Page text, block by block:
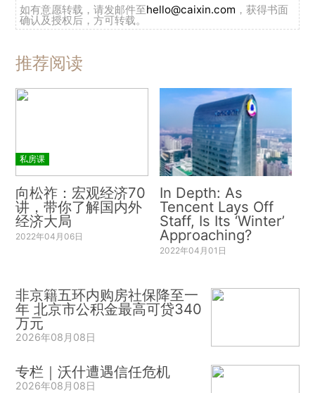
如有意愿转载，请发邮件至hello@caixin.com ，获得书面
确认及授权后，方可转载。
推荐阅读
私房课
向松祚：宏观经济70
讲，带你了解国内外
经济大局
2022年04月06日
In Depth: As
Tencent Lays Off
Staff, Is Its ‘Winter’
Approaching?
2022年04月01日
非京籍五环内购房社保降至一
年 北京市公积金最高可贷340
万元
2026年08月08日
专栏｜沃什遭遇信任危机
2026年08月08日